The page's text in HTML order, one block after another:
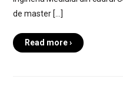
de master […]
Read more ›